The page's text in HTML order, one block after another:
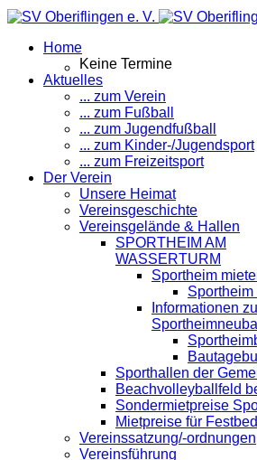
Home
Keine Termine
Aktuelles
... zum Verein
... zum Fußball
... zum Jugendfußball
... zum Kinder-/Jugendsport
... zum Freizeitsport
Der Verein
Unsere Heimat
Vereinsgeschichte
Vereinsgelände & Hallen
SPORTHEIM AM
WASSERTURM
Sportheim
Informationen
Sporthallen der
Beachvolleyballfeld
Sondermietpreise
Mietpreise für
Vereinssatzung/-ordnungen
Vereinsführung